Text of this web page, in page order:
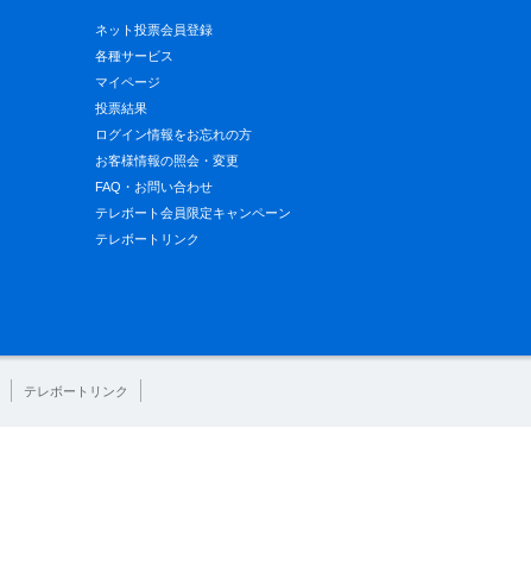
ネット投票会員登録
各種サービス
マイページ
投票結果
ログイン情報をお忘れの方
お客様情報の照会・変更
FAQ・お問い合わせ
テレボート会員限定キャンペーン
テレボートリンク
テレボートリンク